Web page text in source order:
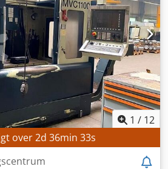
mm Verplaatsing Y-as: 630 mm
mm Spindelsnelheid: 12.000 tpm
+90° Gereedschapshouder: SK 40
32
Besturing: Heidenhain iTNC 530
UITRUSTING
1 / 12
over2d 36min 31s